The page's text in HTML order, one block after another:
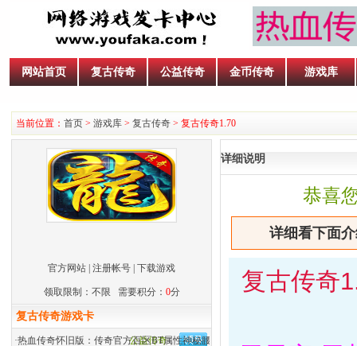
网站首页 复古传奇 公益传奇 金币传奇 游戏库
当前位置： 首页 > 游戏库 > 复古传奇 > 复古传奇1.70
官方网站 注册帐号 下载游戏
领取限制：不限 需要积分： 0分
复古传奇游戏卡
公益传奇
·热血传奇怀旧版：传奇官方百区BT属性神秘腰带来历
详细说明
恭喜
详细看下面
复古传奇